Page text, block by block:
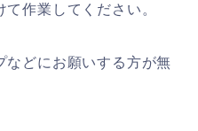
作業してください。
などにお願いする方が無